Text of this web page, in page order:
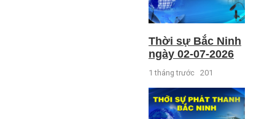
Thời sự Bắc Ninh
ngày 02-07-2026
1 tháng trước 201